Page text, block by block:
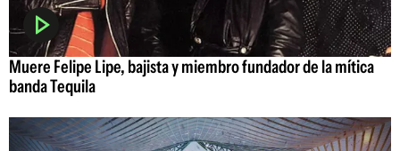
Muere Felipe Lipe, bajista y miembro fundador de la mítica
banda Tequila